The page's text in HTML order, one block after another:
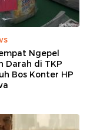
Ngepel
Darah di TKP
Bos Konter HP